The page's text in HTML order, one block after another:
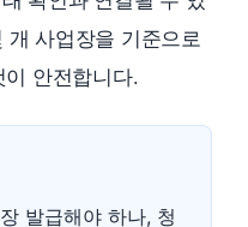
개 사업장을 기준으로
이 안전합니다.
발급해야 하나, 청